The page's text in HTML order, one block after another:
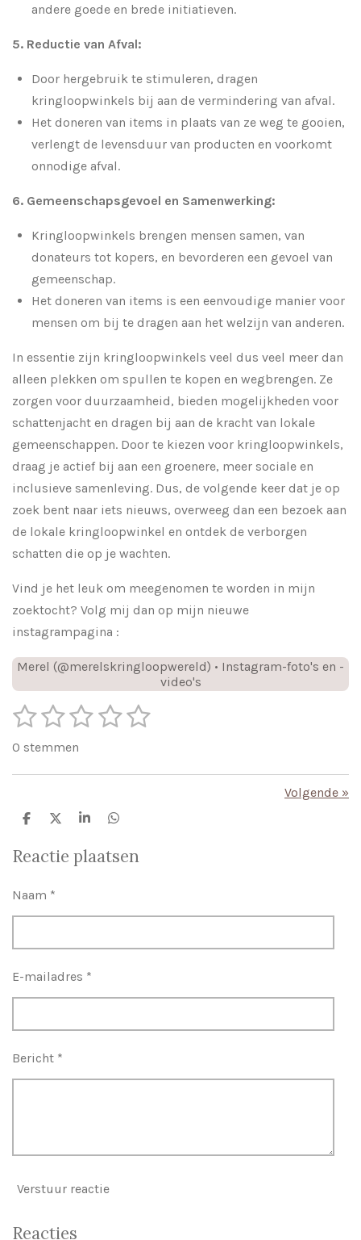
andere goede en brede initiatieven.
5. Reductie van Afval:
Door hergebruik te stimuleren, dragen
kringloopwinkels bij aan de vermindering van afval.
Het doneren van items in plaats van ze weg te gooien,
verlengt de levensduur van producten en voorkomt
onnodige afval.
6. Gemeenschapsgevoel en Samenwerking:
Kringloopwinkels brengen mensen samen, van
donateurs tot kopers, en bevorderen een gevoel van
gemeenschap.
Het doneren van items is een eenvoudige manier voor
mensen om bij te dragen aan het welzijn van anderen.
In essentie zijn kringloopwinkels veel dus veel meer dan
alleen plekken om spullen te kopen en wegbrengen. Ze
zorgen voor duurzaamheid, bieden mogelijkheden voor
schattenjacht en dragen bij aan de kracht van lokale
gemeenschappen. Door te kiezen voor kringloopwinkels,
draag je actief bij aan een groenere, meer sociale en
inclusieve samenleving. Dus, de volgende keer dat je op
zoek bent naar iets nieuws, overweeg dan een bezoek aan
de lokale kringloopwinkel en ontdek de verborgen
schatten die op je wachten.
Vind je het leuk om meegenomen te worden in mijn
zoektocht? Volg mij dan op mijn nieuwe
instagrampagina :
Merel (@merelskringloopwereld) • Instagram-foto's en -
video's
R
i
0
s
r
r
e
1
s
t
2
s
t
e
n
3
s
t
e
4
t
e
5
t
e
S
m
0 stemmen
Volgende »
D
e
D
e
l
S
a
r
D
e
Reactie plaatsen
Naam *
E-mailadres *
Bericht *
Verstuur reactie
Reacties